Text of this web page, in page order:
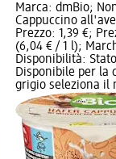
Marca: dmBio;
Cappuccino
Prezzo: 1,39 €;
(6,04 € / 1 l);
Disponibilità:
Disponibile per la
grigio seleziona il